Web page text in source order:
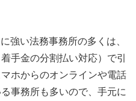
強い法務事務所の多くは、
手金の分割払い対応）で引
ホからのオンラインや電話
事務所も多いので、手元に